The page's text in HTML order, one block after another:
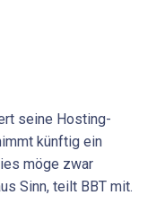
seine Hosting-
künftig ein
möge zwar
Sinn, teilt BBT mit.